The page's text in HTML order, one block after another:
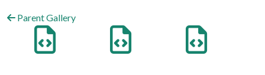
Parent Gallery